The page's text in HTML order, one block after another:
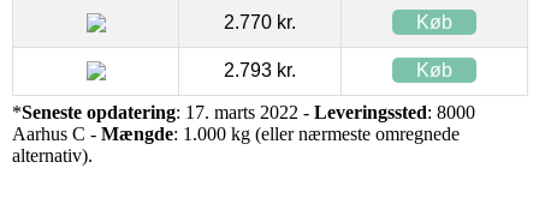
2.770 kr. Køb
2.793 kr. Køb
*Seneste opdatering: 17. marts 2022 - Leveringssted: 8000
Aarhus C - Mængde: 1.000 kg (eller nærmeste omregnede
alternativ).